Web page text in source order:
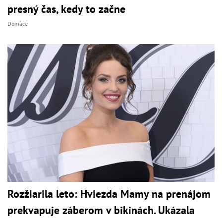
presný čas, kedy to začne
Domáce
Rozžiarila leto: Hviezda Mamy na prenájom
prekvapuje záberom v bikinách. Ukázala